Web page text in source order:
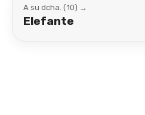
A su dcha. (10) →
Elefante